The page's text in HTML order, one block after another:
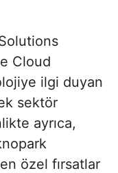
Cloud
ilgi duyan
sektör
ayrıca,
özel fırsatlar